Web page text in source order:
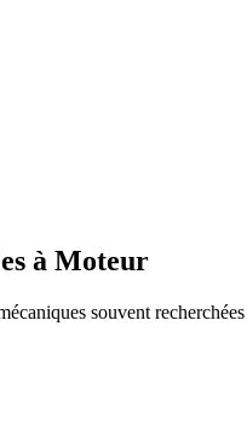
à Moteur
souvent